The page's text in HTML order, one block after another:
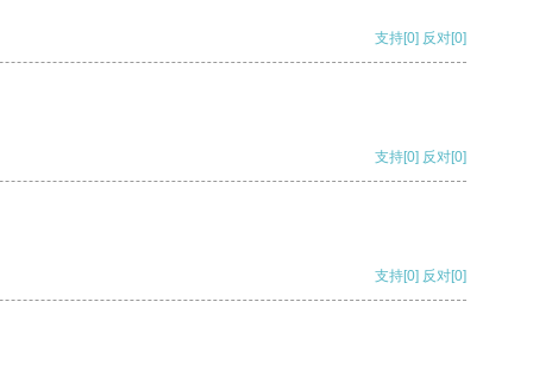
支持[0] 反对[0]
支持[0] 反对[0]
支持[0] 反对[0]